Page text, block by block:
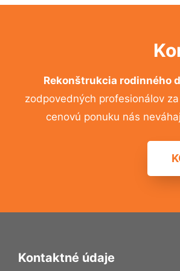
Rekonštrukcia rodinného
zodpovedných profesionálov
cenovú ponuku nás
Kontaktné údaje